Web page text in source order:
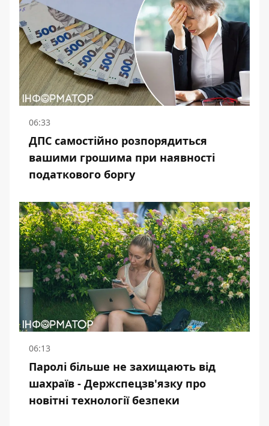
06:33
ДПС самостійно розпорядиться
вашими грошима при наявності
податкового боргу
06:13
Паролі більше не захищають від
шахраїв - Держспецзв'язку про
новітні технології безпеки